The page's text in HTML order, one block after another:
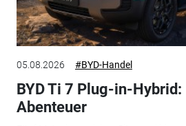
05.08.2026 #BYD-Handel
BYD Ti 7 Plug-in-Hybrid:
Abenteuer